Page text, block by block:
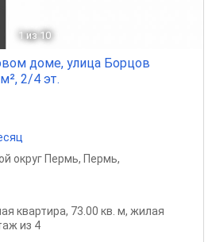
1 из 10
доме, улица Борцов
2/4 эт.
округ Пермь, Пермь,
квартира, 73.00 кв. м, жилая
из 4